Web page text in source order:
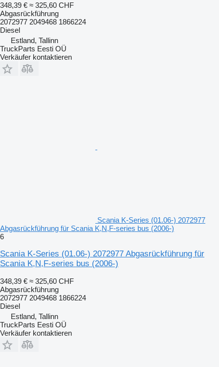
348,39 € ≈ 325,60 CHF
Abgasrückführung
2072977 2049468 1866224
Diesel
Estland, Tallinn
TruckParts Eesti OÜ
Verkäufer kontaktieren
Scania K-Series (01.06-) 2072977
Abgasrückführung für Scania K,N,F-series bus (2006-)
6
Scania K-Series (01.06-) 2072977 Abgasrückführung für
Scania K,N,F-series bus (2006-)
348,39 € ≈ 325,60 CHF
Abgasrückführung
2072977 2049468 1866224
Diesel
Estland, Tallinn
TruckParts Eesti OÜ
Verkäufer kontaktieren